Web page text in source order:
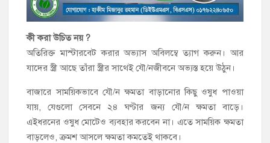
কী করা উচিত নয় ?
অতিরিক্ত মাস্টারবেট করার অভ্যাস অবিলম্বে ত্যাগ করুন। আর
যাদের স্ত্রী আছে তাঁরা স্ত্রীর সাথেই যৌ/নজীবনে অভ্যস্ত হয়ে উঠুন।
বাজারে সাময়িকভাবে যৌ/ন ক্ষমতা বাড়ানোর কিছু ওষুধ পাওয়া
যায়, যেগুলো সেবনে ২৪ ঘণ্টার জন্য যৌ/ন ক্ষমতা বাড়ে।
এইধরনের ওষুধ মোটেও ব্যবহার করবেন না। এতে সাময়িক ক্ষমতা
বাড়লেও, ক্রমশ আসলে ক্ষমতা কমতেই থাকবে।